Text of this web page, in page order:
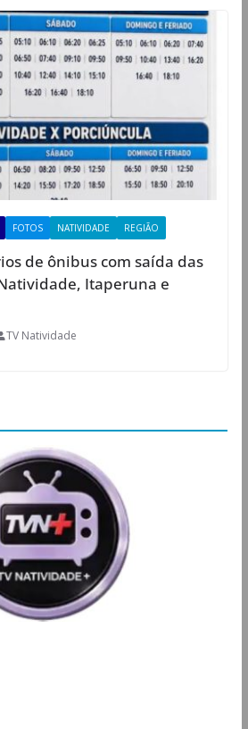
FOTOS NATIVIDADE REGIÃO
de ônibus com saída das
Itaperuna e
TV Natividade